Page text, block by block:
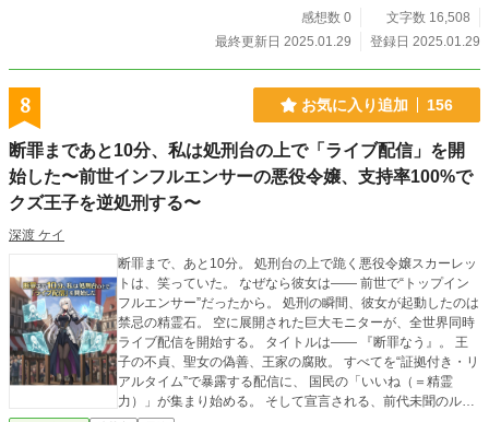
感想数 0
文字数 16,508
最終更新日 2025.01.29
登録日 2025.01.29
8 お気に入り追加 156
断罪まであと10分、私は処刑台の上で「ライブ配信」を開
始した〜前世インフルエンサーの悪役令嬢、支持率100%で
クズ王子を逆処刑する〜
深渡 ケイ
断罪まで、あと10分。 処刑台の上で跪く悪役令嬢スカーレッ
トは、笑っていた。 なぜなら彼女は―― 前世で“トップイン
フルエンサー”だったから。 処刑の瞬間、彼女が起動したのは
禁忌の精霊石。 空に展開された巨大モニターが、全世界同時
ライブ配信を開始する。 タイトルは―― 『断罪なう』。 王
子の不貞、聖女の偽善、王家の腐敗。 すべてを“証拠付き・リ
アルタイム”で暴露する配信に、 国民の「いいね（＝精霊
力）」が集まり始める。 そして宣言される、前代未聞のルー